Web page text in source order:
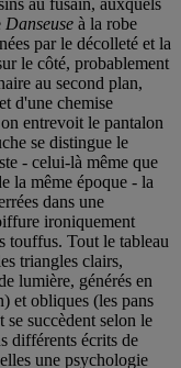
Danseuse à la robe
par le décolleté et la
le côté, probablement
au second plan,
d'une chemise
entrevoit le pantalon
se distingue le
- celui-là même que
la même époque - la
dans une
ironiquement
touffus. Tout le tableau
triangles clairs,
lumière, générés en
et obliques (les pans
succèdent selon le
différents écrits de
une psychologie